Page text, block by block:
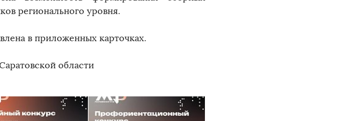
регионального уровня.
в приложенных карточках.
области